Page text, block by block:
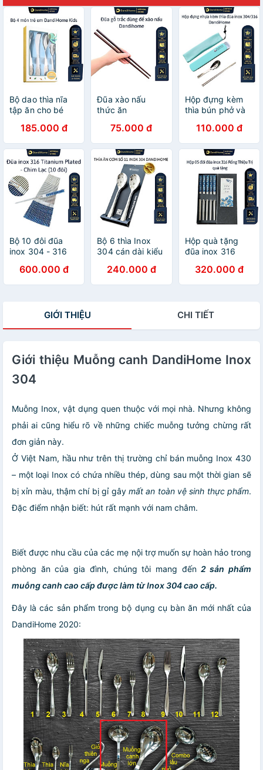
Bộ dao thìa nĩa
tập ăn cho bé
304 cao cấp -
Có các lựa chọn
185.000 đ
Đũa xào nấu
thức ăn
cả) gỗ trắc cao
cấp, chịu nhiệt
tốt, không độc
hại khi gặp nhiệt
độ cao
75.000 đ
Hộp đựng kèm
thìa bún phở và
nhân DandiHome
110.000 đ
Bộ 10 đôi đũa
inox 304 - 316
chống trơn trượt,
sang trọng, tinh
600.000 đ
Bộ 6 thìa Inox
304 cán dài kiểu
240.000 đ
Hộp quà tặng
đũa inox 316
cấp mạ Titanium
Plated
320.000 đ
GIỚI THIỆU CHI TIẾT
Giới thiệu Muỗng canh DandiHome Inox
304
Muỗng Inox, vật dụng quen thuộc với mọi nhà. Nhưng không
phải ai cũng hiểu rõ về những chiếc muỗng tưởng chừng rất
đơn giản này.
Ở Việt Nam, hầu như trên thị trường chỉ bán muỗng Inox 430
– một loại Inox có chứa nhiều thép, dùng sau một thời gian sẽ
bị xỉn màu, thậm chí bị gỉ gây mất an toàn vệ sinh thực phẩm.
Đặc điểm nhận biết: hút rất mạnh với nam châm.
Biết được nhu cầu của các mẹ nội trợ muốn sự hoàn hảo trong
phòng ăn của gia đình, chúng tôi mang đến2 sản phẩm
muỗng canh cao cấp được làm từ Inox 304 cao cấp.
Đây là các sản phẩm trong bộ dụng cụ bàn ăn mới nhất của
DandiHome 2020: